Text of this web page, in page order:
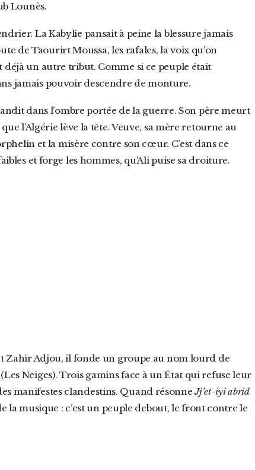
Lounès.
La Kabylie pansait à peine la blessure jamais
de Taourirt Moussa, les rafales, la voix qu’on
un autre tribut. Comme si ce peuple était
jamais pouvoir descendre de monture.
l’Algérie lève la tête. Veuve, sa mère retourne au
et la misère contre son cœur. C’est dans ce
et forge les hommes, qu’Ali puise sa droiture.
Neiges). Trois gamins face à un État qui refuse leur
manifestes clandestins. Quand résonneJj’et-iyi abrid
la musique : c’est un peuple debout, le front contre le